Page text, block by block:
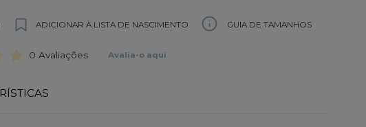
ADICIONAR À LISTA DE NASCIMENTO GUIA DE TAMANHOS
0 Avaliações Avalia-o aqui